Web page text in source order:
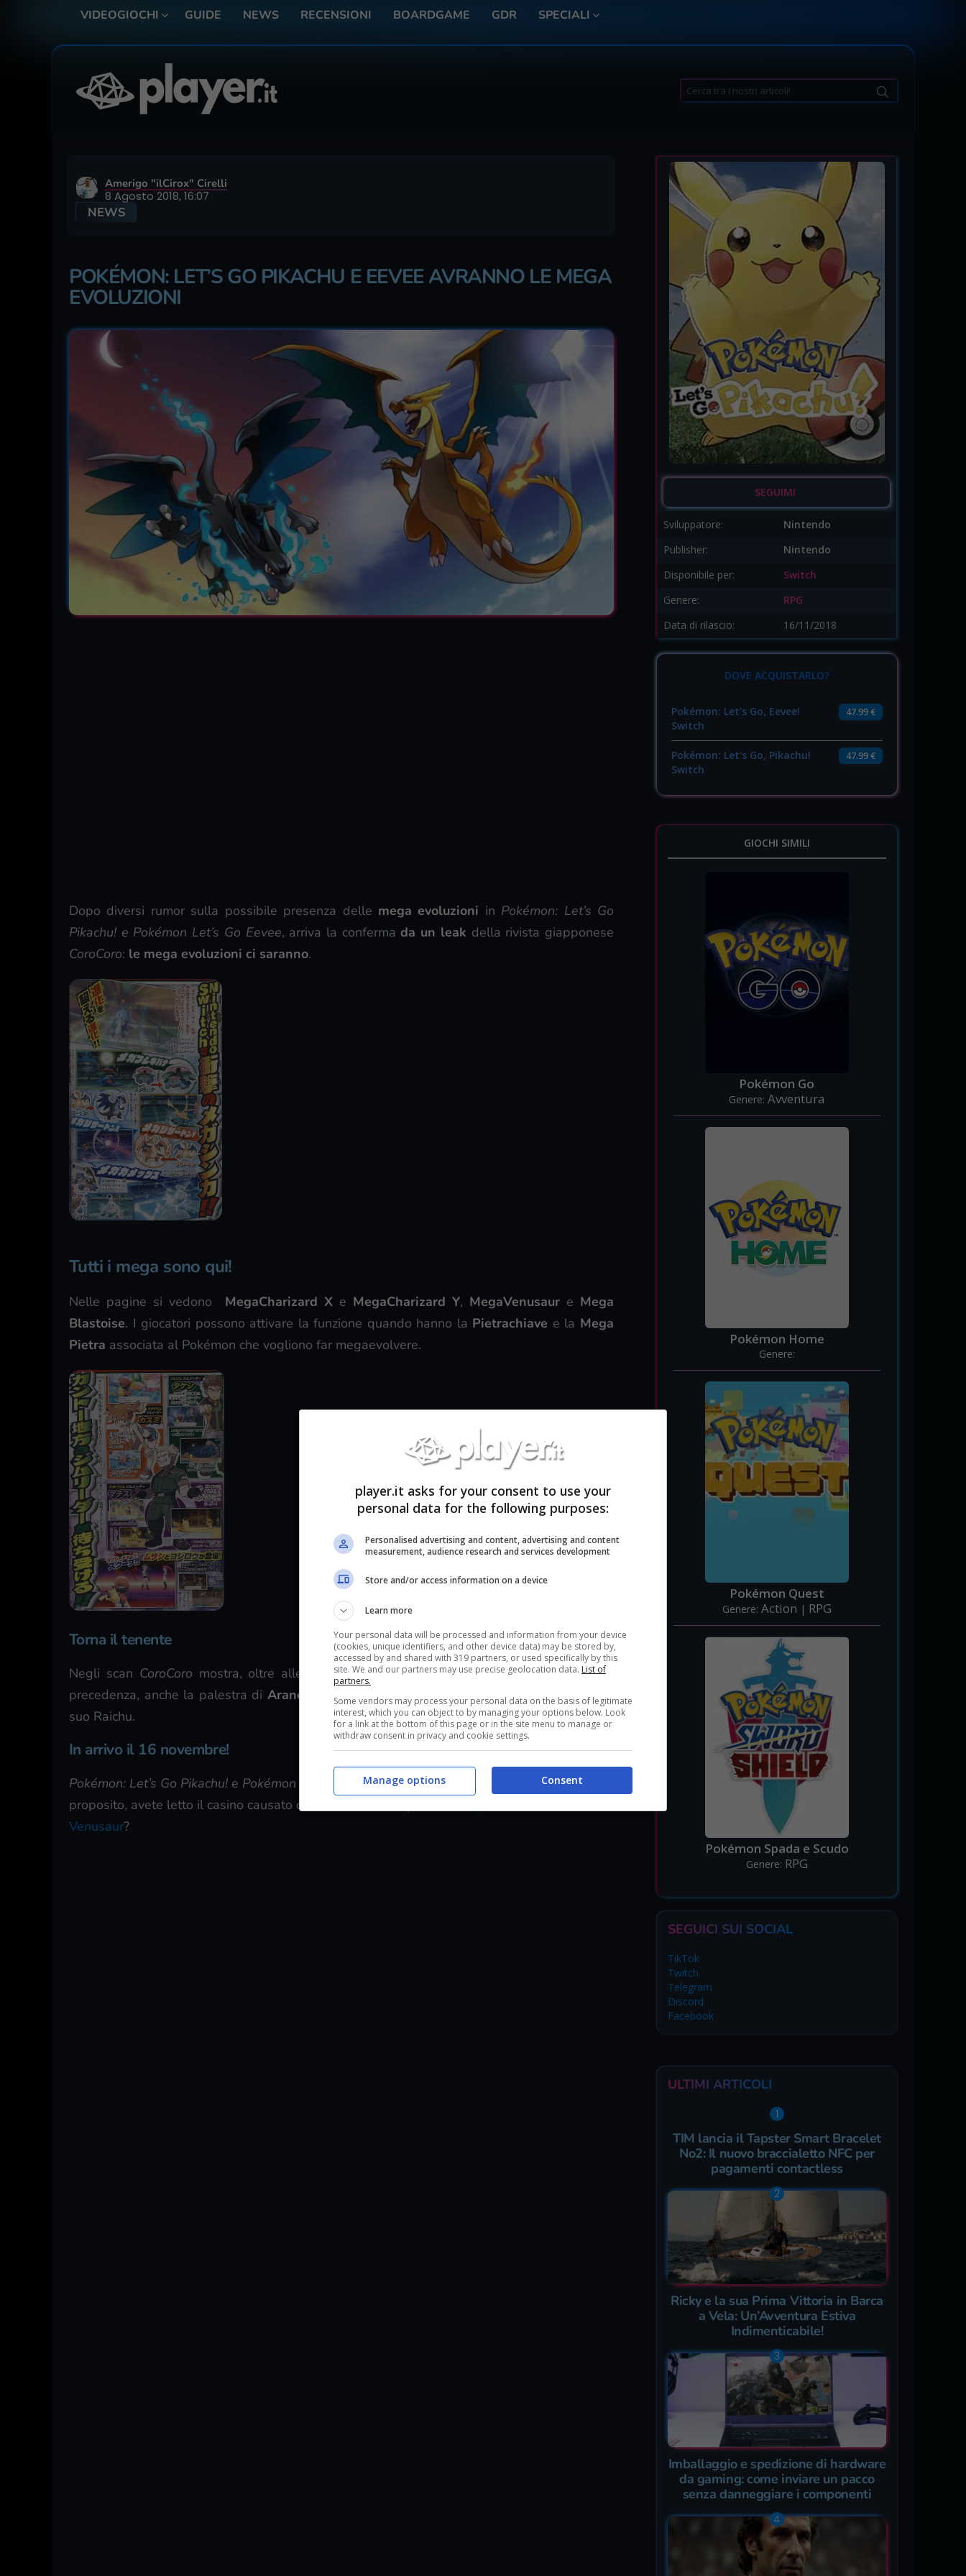
VIDEOGIOCHI GUIDE NEWS RECENSIONI BOARDGAME GDR SPECIALI
Search
for:
Amerigo "ilCirox" Cirelli
8 Agosto 2018, 16:07
NEWS
POKÉMON: LET’S GO PIKACHU E EEVEE AVRANNO LE MEGA
EVOLUZIONI
Dopo diversi rumor sulla possibile presenza delle mega evoluzioni in Pokémon: Let’s Go
Pikachu! e Pokémon Let’s Go Eevee, arriva la confermada un leak della rivista giapponese
CoroCoro: le mega evoluzioni ci saranno.
Tutti i mega sono qui!
Nelle pagine si vedono MegaCharizard X e MegaCharizard Y, MegaVenusaur e Mega
Blastoise. I giocatori possono attivare la funzione quando hanno la Pietrachiave e la Mega
Pietra associata al Pokémon che vogliono far megaevolvere.
Torna il tenente
Negli scan CoroCoro mostra, oltre alle palestre diPlumbeopolie Celestopoligià viste in
precedenza, anche la palestra di Aranciopoli il Tenente Surge
che ha ancora una volta il
suo Raichu.
In arrivo il 16 novembre!
Pokémon: Let’s Go Pikachu! e Pokémon Let’s Go Eevee!arriveranno il 16 novembre. A
proposito, avete letto il casino causato dall’ultimo trailer riguardo
Venusaur?
SEGUIMI
Sviluppatore:
Nintendo
Publisher:
Nintendo
Disponibile per:
Switch
Genere:
RPG
Data di rilascio:
16/11/2018
DOVE ACQUISTARLO?
Pokémon: Let's Go, Eevee!
Switch
47.99 €
Pokémon: Let's Go, Pikachu!
Switch
47.99 €
GIOCHI SIMILI
Pokémon Go
Genere:Avventura
Pokémon Home
Genere:
Pokémon Quest
Genere: Action | RPG
Pokémon Spada e Scudo
Genere: RPG
SEGUICI SUI SOCIAL
TikTok
Twitch
Telegram
Discord
Facebook
ULTIMI ARTICOLI
TIM lancia il Tapster Smart Bracelet
No2: Il nuovo braccialetto NFC per
pagamenti contactless
Ricky e la sua Prima Vittoria in Barca
a Vela: Un’Avventura Estiva
Indimenticabile!
Imballaggio e spedizione di hardware
da gaming: come inviare un pacco
senza danneggiare i componenti
player.it asks for your consent to use your
personal data for the following purposes:
Personalised advertising and content, advertising and content
measurement, audience research and services development
Store and/or access information on a device
Learn more
Your personal data will be processed and information from your device
(cookies, unique identifiers, and other device data) may be stored by,
accessed by and shared with 319 partners, or used specifically by this
site. We and our partners may use precise geolocation data. List of
partners.
Some vendors may process your personal data on the basis of legitimate
interest, which you can object to by managing your options below. Look
for a link at the bottom of this page or in the site menu to manage or
withdraw consent in privacy and cookie settings.
Consent
Manage options